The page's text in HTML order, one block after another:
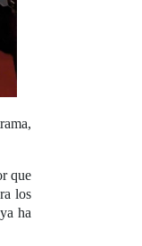
que
los
ha